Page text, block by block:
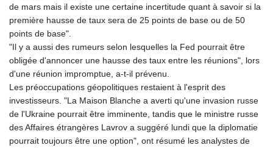
KES 129.397493
KGS 87.45026
4046.845459
KMF 427.00012
1419.980153
KWD 0.30915
KYD 0.832154
KZT 468.574643
LAK
de mars mais il existe une certaine incertitude quant à savoir si la
première hausse de taux sera de 25 points de base ou de 50
points de base".
"Il y a aussi des rumeurs selon lesquelles la Fed pourrait être
obligée d'annoncer une hausse des taux entre les réunions", lors
d'une réunion impromptue, a-t-il prévenu.
Les préoccupations géopolitiques restaient à l'esprit des
investisseurs. "La Maison Blanche a averti qu'une invasion russe
de l'Ukraine pourrait être imminente, tandis que le ministre russe
des Affaires étrangères Lavrov a suggéré lundi que la diplomatie
pourrait toujours être une option", ont résumé les analystes de